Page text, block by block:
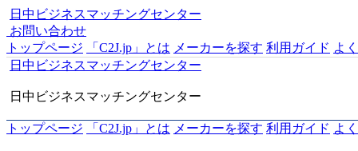
日中ビジネスマッチングセンター
お問い合わせ
トップページ
「C2J.jp」とは メーカーを探す 利用ガイド よ
日中ビジネスマッチングセンター
日中ビジネスマッチングセンター
トップページ 「C2J.jp」とは メーカーを探す 利用ガイド よ